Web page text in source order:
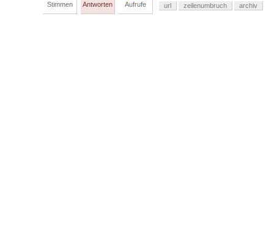
Stimmen Antworten Aufrufe url zeilenumbruch archiv